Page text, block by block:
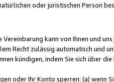
oder juristischen Person
kann von Ihnen und
Recht zulässig automatisch und
kündigen, indem Sie sich über
oder Ihr Konto sperren: (a) wenn